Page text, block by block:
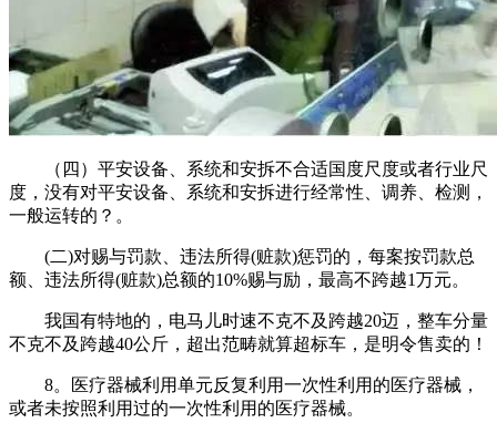
（四）平安设备、系统和安拆不合适国度尺度或者行业尺
度，没有对平安设备、系统和安拆进行经常性、调养、检测，
一般运转的？。
(二)对赐与罚款、违法所得(赃款)惩罚的，每案按罚款总
额、违法所得(赃款)总额的10%赐与励，最高不跨越1万元。
我国有特地的，电马儿时速不克不及跨越20迈，整车分量
不克不及跨越40公斤，超出范畴就算超标车，是明令售卖的！
8。医疗器械利用单元反复利用一次性利用的医疗器械，
或者未按照利用过的一次性利用的医疗器械。